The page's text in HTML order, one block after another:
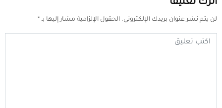
اترك تعليقا
لن يتم نشر عنوان بريدك الإلكتروني. الحقول الإلزامية مشار إليها بـ *